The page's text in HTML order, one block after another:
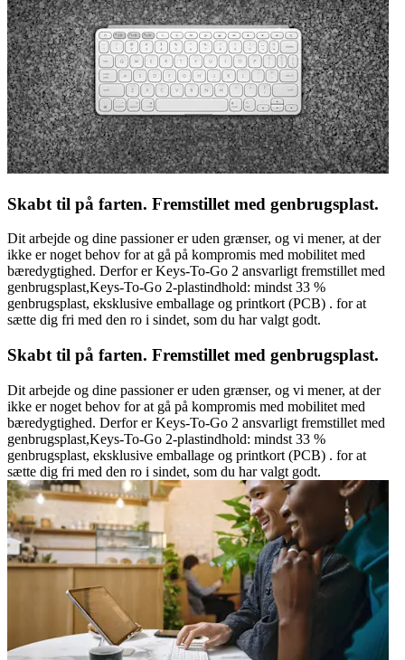
Skabt til på farten. Fremstillet med genbrugsplast.
Dit arbejde og dine passioner er uden grænser, og vi mener, at der
ikke er noget behov for at gå på kompromis med mobilitet med
bæredygtighed. Derfor er Keys-To-Go 2 ansvarligt fremstillet med
genbrugsplast,Keys-To-Go 2-plastindhold: mindst 33 %
genbrugsplast, eksklusive emballage og printkort (PCB) . for at
sætte dig fri med den ro i sindet, som du har valgt godt.
Skabt til på farten. Fremstillet med genbrugsplast.
Dit arbejde og dine passioner er uden grænser, og vi mener, at der
ikke er noget behov for at gå på kompromis med mobilitet med
bæredygtighed. Derfor er Keys-To-Go 2 ansvarligt fremstillet med
genbrugsplast,Keys-To-Go 2-plastindhold: mindst 33 %
genbrugsplast, eksklusive emballage og printkort (PCB) . for at
sætte dig fri med den ro i sindet, som du har valgt godt.